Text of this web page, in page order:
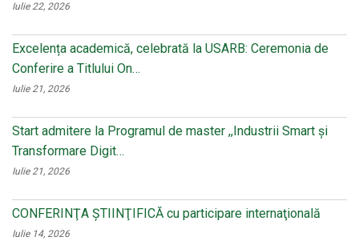
Iulie 22, 2026
Excelența academică, celebrată la USARB: Ceremonia de
Conferire a Titlului On…
Iulie 21, 2026
Start admitere la Programul de master ,,Industrii Smart și
Transformare Digit…
Iulie 21, 2026
CONFERINŢA ŞTIINŢIFICĂ cu participare internaţională
Iulie 14, 2026